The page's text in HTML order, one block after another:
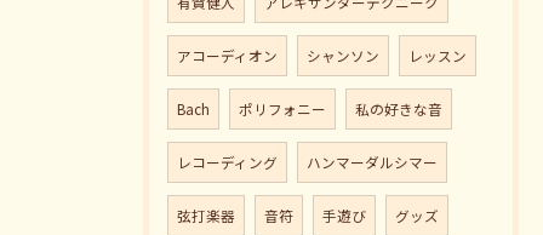
アコーディオン シャンソン レッスン
Bach ポリフォニー 私の好きな音
レコーディング ハンマーダルシマー
弦打楽器 音符 手遊び グッズ